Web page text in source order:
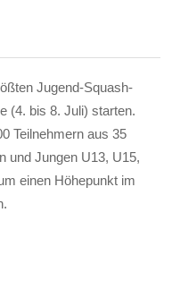
Jugend-Squash-
(4. bis 8. Juli) starten.
Teilnehmern aus 35
und Jungen U13, U15,
einen Höhepunkt im